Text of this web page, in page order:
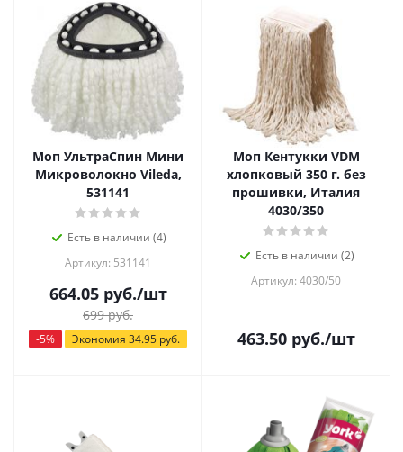
Моп УльтраСпин Мини
Микроволокно Vileda,
531141
Есть в наличии (4)
Артикул: 531141
664.05руб./шт
699руб.
-5% Экономия 34.95 руб.
Моп Кентукки VDM
хлопковый 350 г. без
прошивки, Италия
4030/350
Есть в наличии (2)
Артикул: 4030/50
463.50руб./шт